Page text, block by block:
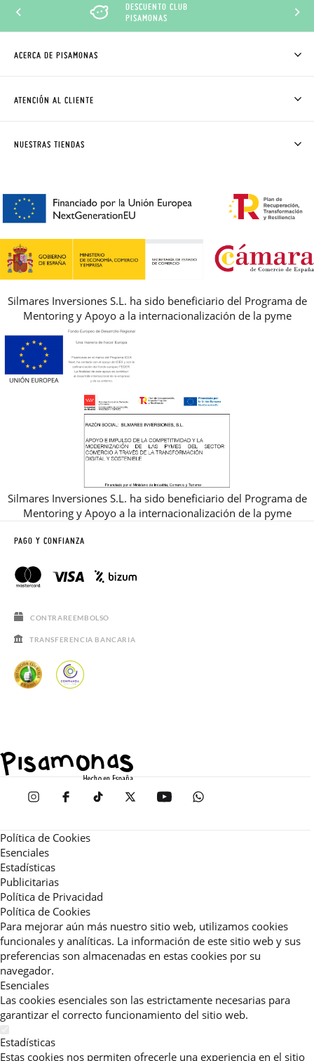
DESCUENTO CLUB
PISAMONAS
ACERCA DE PISAMONAS
CÓMO COMPRAR
AVISO LEGAL, PRIVACIDAD Y COOKIES
REBAJAS
ATENCIÓN AL CLIENTE
PREGUNTAS FRECUENTES
NUESTRAS TIENDAS
Silmares Inversiones S.L. ha sido beneficiario del Programa de
Mentoring y Apoyo a la internacionalización de la pyme
Silmares Inversiones S.L. ha sido beneficiario del Programa de
Mentoring y Apoyo a la internacionalización de la pyme
PAGO Y CONFIANZA
CONTRAREEMBOLSO
TRANSFERENCIA BANCARIA
Política de Cookies
Esenciales
Estadísticas
Publicitarias
Política de Privacidad
Política de Cookies
Para mejorar aún más nuestro sitio web, utilizamos cookies
funcionales y analíticas. La información de este sitio web y sus
preferencias son almacenadas en estas cookies por su
navegador.
Esenciales
Las cookies esenciales son las estrictamente necesarias para
garantizar el correcto funcionamiento del sitio web.
Estadísticas
Estas cookies nos permiten ofrecerle una experiencia en el sitio